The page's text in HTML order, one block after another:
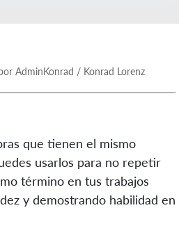
AdminKonrad / Konrad Lorenz
que tienen el mismo
usarlos para no repetir
término en tus trabajos
y demostrando habilidad en